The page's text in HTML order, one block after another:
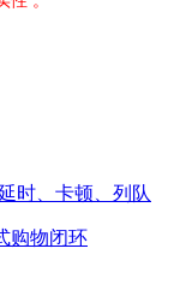
时、卡顿、列队
购物闭环